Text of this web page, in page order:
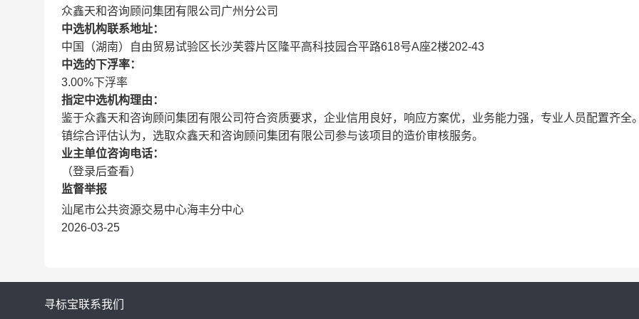
众鑫天和咨询顾问集团有限公司广州分公司
中选机构联系地址：
中国（湖南）自由贸易试验区长沙芙蓉片区隆平高科技园合平路618号A座2楼202-43
中选的下浮率：
3.00%下浮率
指定中选机构理由：
鉴于众鑫天和咨询顾问集团有限公司符合资质要求，企业信用良好，响应方案优，业务能力强，专业人员配置齐全
镇综合评估认为，选取众鑫天和咨询顾问集团有限公司参与该项目的造价审核服务。
业主单位咨询电话：
（登录后查看）
监督举报
汕尾市公共资源交易中心海丰分中心
2026-03-25
寻标宝联系我们